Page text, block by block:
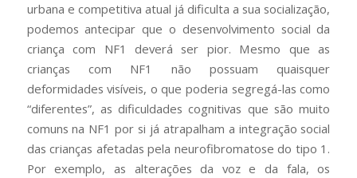
urbana e competitiva atual já dificulta a sua socialização,
podemos antecipar que o desenvolvimento social da
criança com NF1 deverá ser pior. Mesmo que as
crianças com NF1 não possuam quaisquer
deformidades visíveis, o que poderia segregá-las como
“diferentes”, as dificuldades cognitivas que são muito
comuns na NF1 por si já atrapalham a integração social
das crianças afetadas pela neurofibromatose do tipo 1.
Por exemplo, as alterações da voz e da fala, os